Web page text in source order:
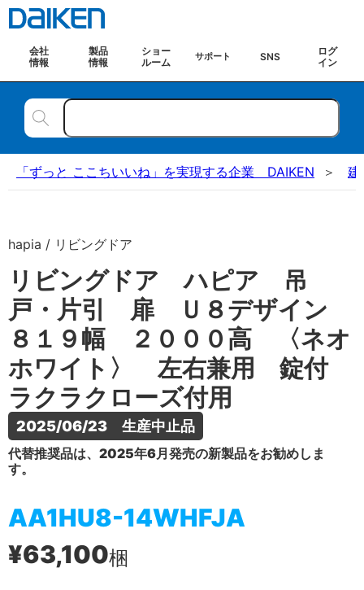
会社
情報
製品
情報
ショー
ルーム
サポート SNS
ログ
イン
「ずっと ここちいいね」を実現する企業 DAIKEN 建
hapia / リビングドア
リビングドア ハピア 吊
戸・片引 扉 Ｕ８デザイン
８１９幅 ２０００高 〈ネオ
ホワイト〉 左右兼用 錠付
ラクラクローズ付用
2025/06/23　生産中止品
代替推奨品は、2025年6月発売の新製品をお勧めしま
す。
AA1HU8-14WHFJA
¥63,100梱